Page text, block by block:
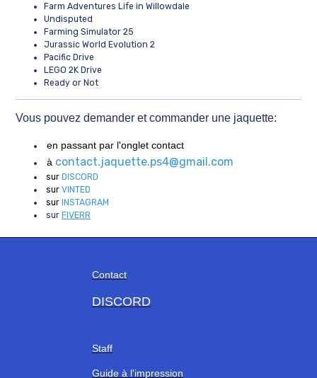
Farm Adventures Life in Willowdale
Undisputed
Farming Simulator 25
Jurassic World Evolution 2
Pacific Drive
LEGO 2K Drive
Ready or Not
Vous pouvez demander et commander une jaquette:
en passant par l'onglet contact
à contact.jaquette.ps4@gmail.com
sur DISCORD
sur VINTED
sur INSTAGRAM
sur FIVERR
Contact
DISCORD
Staff
Guide à l'impression